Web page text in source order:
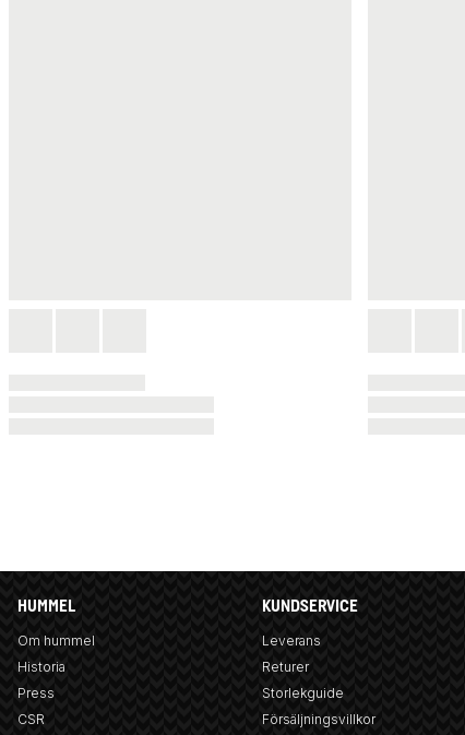
HUMMEL
Om hummel
Historia
Press
CSR
KUNDSERVICE
Leverans
Returer
Storlekguide
Försäljningsvillkor